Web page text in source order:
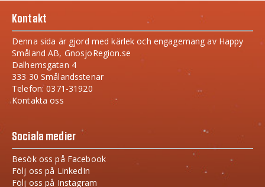
Kontakt
Denna sida är gjord med kärlek och engagemang av Happy
Småland AB, GnosjoRegion.se
Dalhemsgatan 4
333 30 Smålandsstenar
Telefon: 0371-31920
Kontakta oss
Sociala medier
Besök oss på Facebook
Följ oss på LinkedIn
Följ oss på Instagram